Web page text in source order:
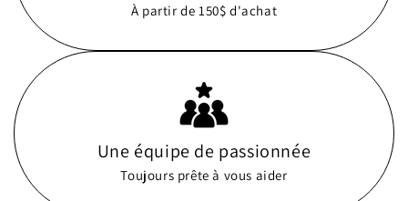
À partir de 150$ d'achat
Une équipe de passionnée
Toujours prête à vous aider